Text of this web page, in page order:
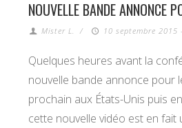
NOUVELLE BANDE ANNONCE
Mister L. / 10 septembre 2015
Quelques heures avant la
nouvelle bande annonce pour
prochain aux États-Unis puis
cette nouvelle vidéo est en